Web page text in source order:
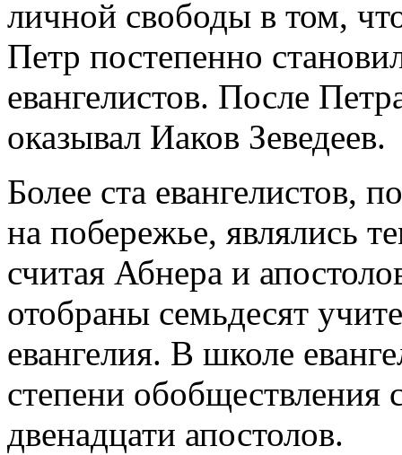
личной свободы в том,
Петр постепенно
евангелистов. После
оказывал Иаков Зеведеев.
Более ста евангелистов,
на побережье, являлись
считая Абнера и
отобраны семьдесят
евангелия. В школе
степени обобществления
двенадцати апостолов.